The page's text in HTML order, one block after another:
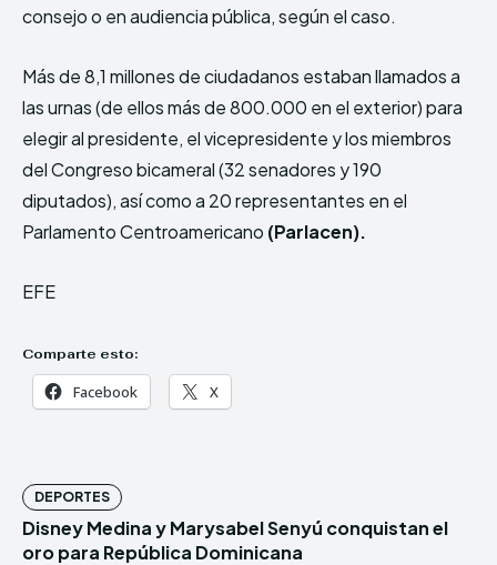
consejo o en audiencia pública, según el caso.
Más de 8,1 millones de ciudadanos estaban llamados a
las urnas (de ellos más de 800.000 en el exterior) para
elegir al presidente, el vicepresidente y los miembros
del Congreso bicameral (32 senadores y 190
diputados), así como a 20 representantes en el
Parlamento Centroamericano (Parlacen).
EFE
Comparte esto:
Facebook X
DEPORTES
Disney Medina y Marysabel Senyú conquistan el
oro para República Dominicana